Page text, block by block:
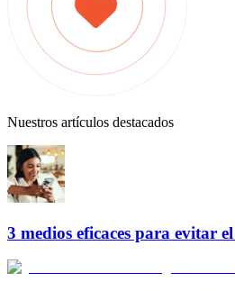
Nuestros artículos destacados
3 medios eficaces para evitar